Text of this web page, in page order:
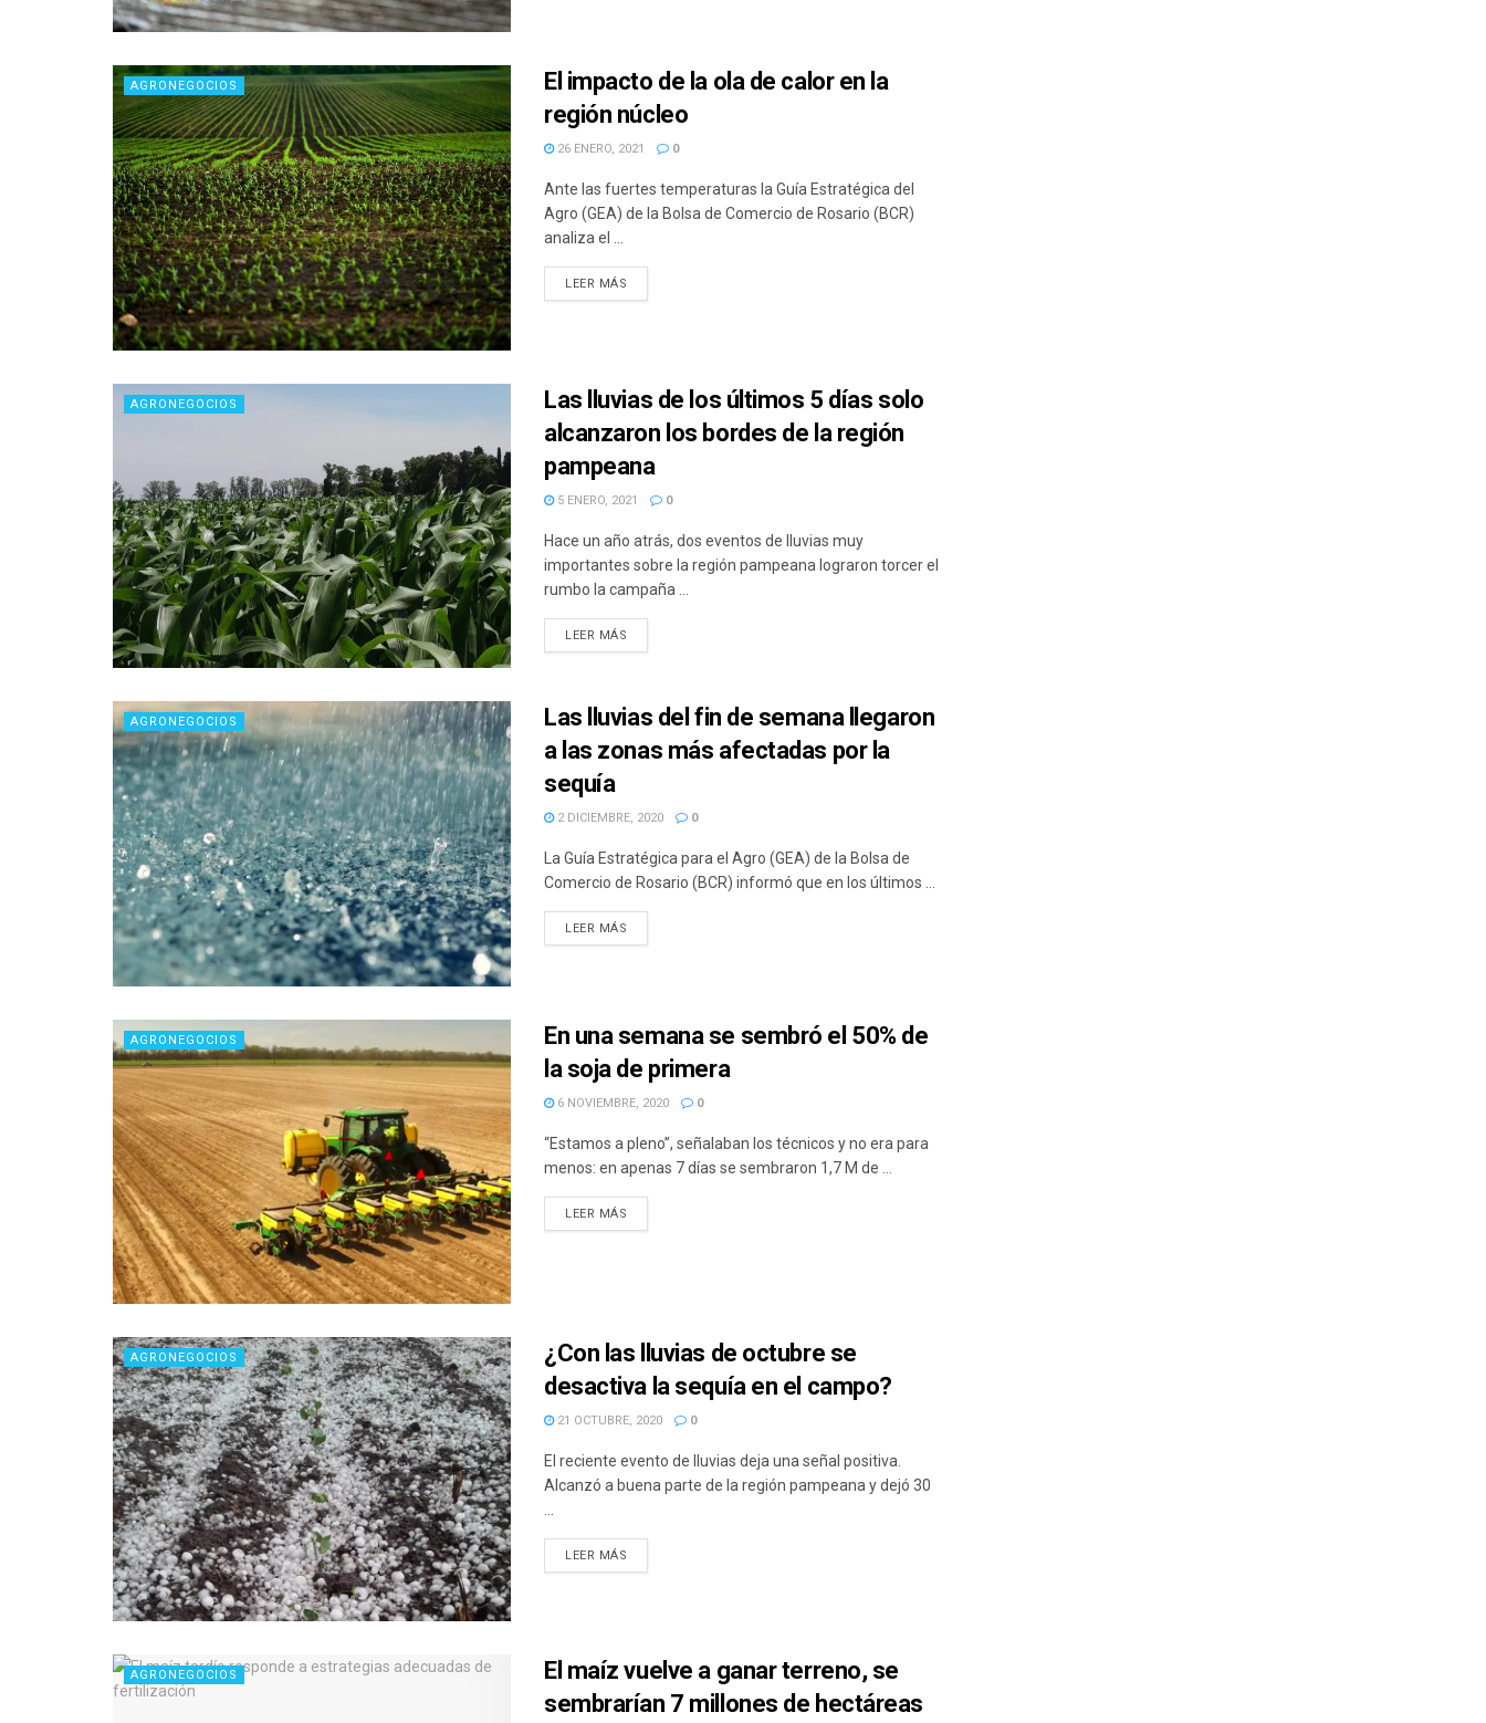
AGRONEGOCIOS
El impacto de la ola de calor en la
región núcleo
26 ENERO, 2021 0
Ante las fuertes temperaturas la Guía Estratégica del
Agro (GEA) de la Bolsa de Comercio de Rosario (BCR)
analiza el ...
LEER MÁS
AGRONEGOCIOS
Las lluvias de los últimos 5 días solo
alcanzaron los bordes de la región
pampeana
5 ENERO, 2021 0
Hace un año atrás, dos eventos de lluvias muy
importantes sobre la región pampeana lograron torcer el
rumbo la campaña ...
LEER MÁS
AGRONEGOCIOS
Las lluvias del fin de semana llegaron
a las zonas más afectadas por la
sequía
2 DICIEMBRE, 2020 0
La Guía Estratégica para el Agro (GEA) de la Bolsa de
Comercio de Rosario (BCR) informó que en los últimos ...
LEER MÁS
AGRONEGOCIOS
En una semana se sembró el 50% de
la soja de primera
6 NOVIEMBRE, 2020 0
“Estamos a pleno”, señalaban los técnicos y no era para
menos: en apenas 7 días se sembraron 1,7 M de ...
LEER MÁS
AGRONEGOCIOS
¿Con las lluvias de octubre se
desactiva la sequía en el campo?
21 OCTUBRE, 2020 0
El reciente evento de lluvias deja una señal positiva.
Alcanzó a buena parte de la región pampeana y dejó 30
LEER MÁS
AGRONEGOCIOS
El maíz vuelve a ganar terreno, se
sembrarían 7 millones de hectáreas